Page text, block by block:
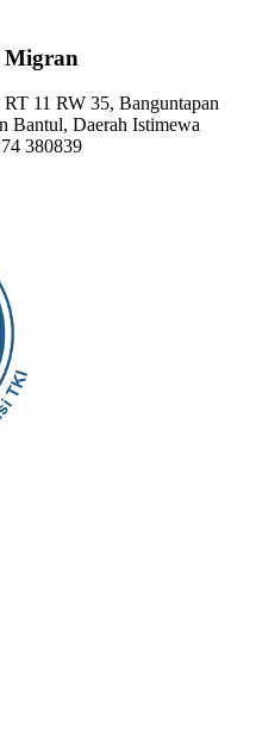
Migran
11 RW 35, Banguntapan
Bantul, Daerah Istimewa
380839